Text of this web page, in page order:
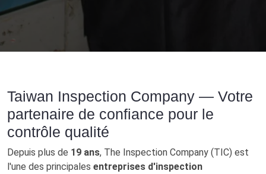
Taiwan Inspection Company — Votre
partenaire de confiance pour le
contrôle qualité
Depuis plus de 19 ans, The Inspection Company (TIC) est
l'une des principales entreprises d'inspection